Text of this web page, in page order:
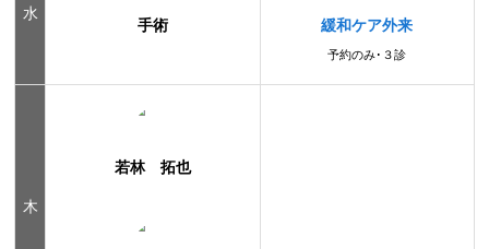
水
木
手術
若林 拓也
緩和ケア外来
予約のみ･３診